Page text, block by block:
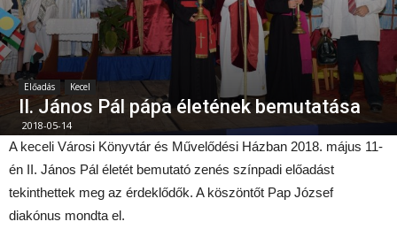
Előadás Kecel
II. János Pál pápa életének bemutatása
2018-05-14
A keceli Városi Könyvtár és Művelődési Házban 2018. május 11-
én II. János Pál életét bemutató zenés színpadi előadást
tekinthettek meg az érdeklődők. A köszöntőt Pap József
diakónus mondta el.